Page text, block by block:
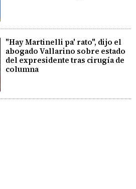
"Hay Martinelli pa' rato", dijo el
abogado Vallarino sobre estado
del expresidente tras cirugía de
columna